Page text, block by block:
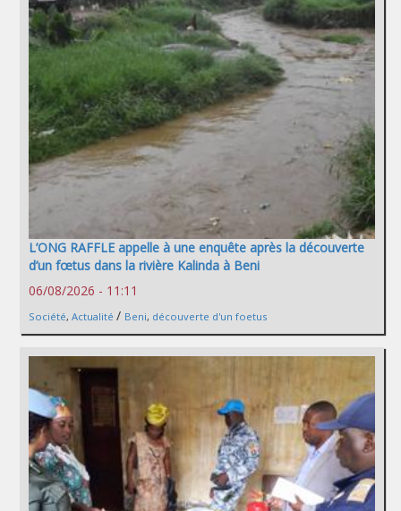
L’ONG RAFFLE appelle à une enquête après la découverte
d’un fœtus dans la rivière Kalinda à Beni
06/08/2026 - 11:11
Société, Actualité / Beni, découverte d'un foetus